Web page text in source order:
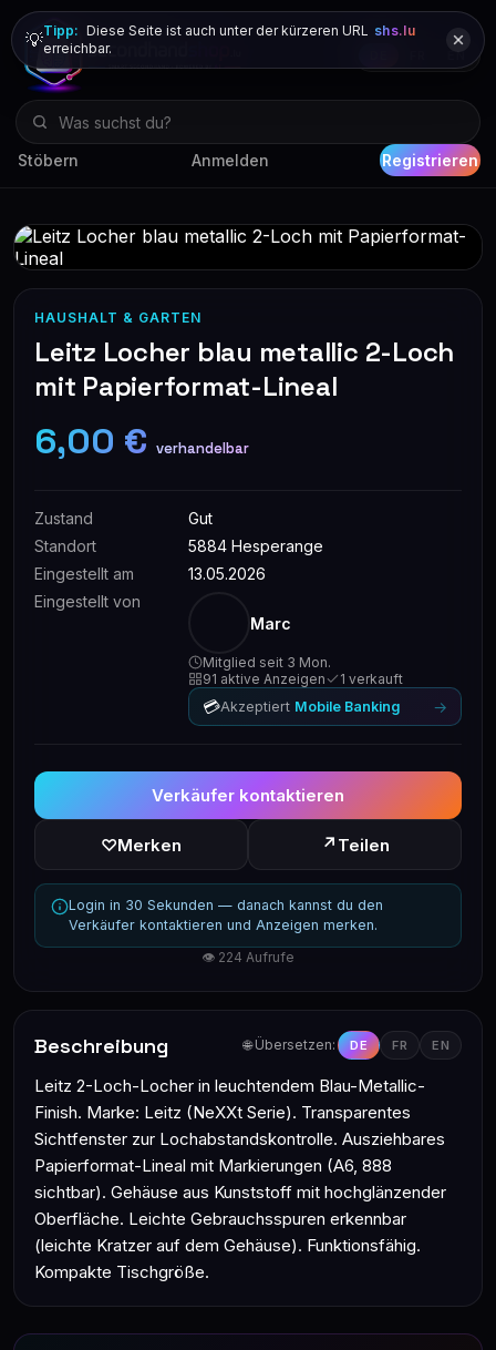
Stöbern Anmelden Registrieren
💡Tipp: Diese Seite ist auch unter der kürzeren URL shs.lu
erreichbar.
HAUSHALT & GARTEN
Leitz Locher blau metallic 2-Loch
mit Papierformat-Lineal
6,00 € verhandelbar
Zustand
Gut
Standort
5884 Hesperange
Eingestellt am
13.05.2026
Eingestellt von
Marc
Mitglied seit 3 Mon.
91 aktive Anzeigen
1 verkauft
💳Akzeptiert Mobile Banking →
Verkäufer kontaktieren
♡Merken ↗ Teilen
Login in 30 Sekunden — danach kannst du den
Verkäufer kontaktieren und Anzeigen merken.
👁 224 Aufrufe
Beschreibung 🌐 Übersetzen: DE FR EN
Leitz 2-Loch-Locher in leuchtendem Blau-Metallic-
Finish. Marke: Leitz (NeXXt Serie). Transparentes
Sichtfenster zur Lochabstandskontrolle. Ausziehbares
Papierformat-Lineal mit Markierungen (A6, 888
sichtbar). Gehäuse aus Kunststoff mit hochglänzender
Oberfläche. Leichte Gebrauchsspuren erkennbar
(leichte Kratzer auf dem Gehäuse). Funktionsfähig.
Kompakte Tischgröße.